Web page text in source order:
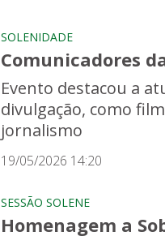
SOLENIDADE
Comunicadores
Evento destacou a
divulgação, como
jornalismo
19/05/2026 14:20
SESSÃO SOLENE
Homenagem a